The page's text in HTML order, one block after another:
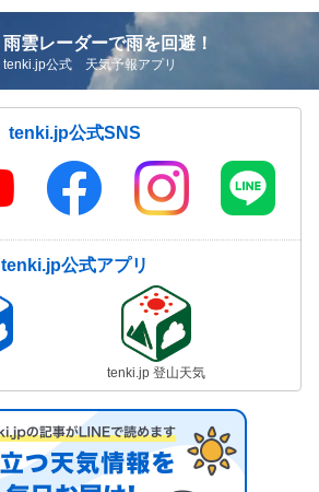
雨雲レーダーで雨を回避！
tenki.jp公式 天気予報アプリ
tenki.jp公式SNS
tenki.jp公式アプリ
tenki.jp 登山天気